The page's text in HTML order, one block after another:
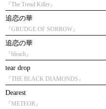
『The Trend Killer』
追恋の華
『GRUDGE OF SORROW』
追恋の華
『bleach』
tear drop
『THE BLACK DIAMONDS』
Dearest
『METEOR』